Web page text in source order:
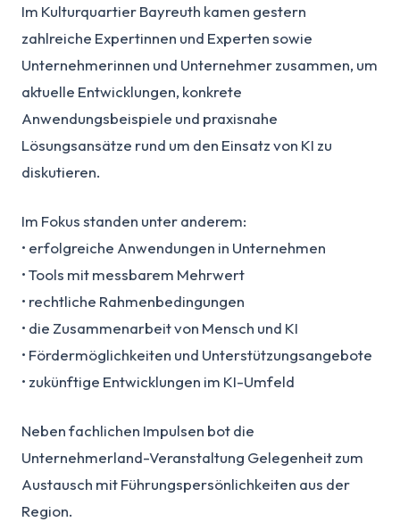
Im Kulturquartier Bayreuth kamen gestern
zahlreiche Expertinnen und Experten sowie
Unternehmerinnen und Unternehmer zusammen, um
aktuelle Entwicklungen, konkrete
Anwendungsbeispiele und praxisnahe
Lösungsansätze rund um den Einsatz von KI zu
diskutieren.
Im Fokus standen unter anderem:
• erfolgreiche Anwendungen in Unternehmen
• Tools mit messbarem Mehrwert
• rechtliche Rahmenbedingungen
• die Zusammenarbeit von Mensch und KI
• Fördermöglichkeiten und Unterstützungsangebote
• zukünftige Entwicklungen im KI-Umfeld
Neben fachlichen Impulsen bot die
Unternehmerland-Veranstaltung Gelegenheit zum
Austausch mit Führungspersönlichkeiten aus der
Region.